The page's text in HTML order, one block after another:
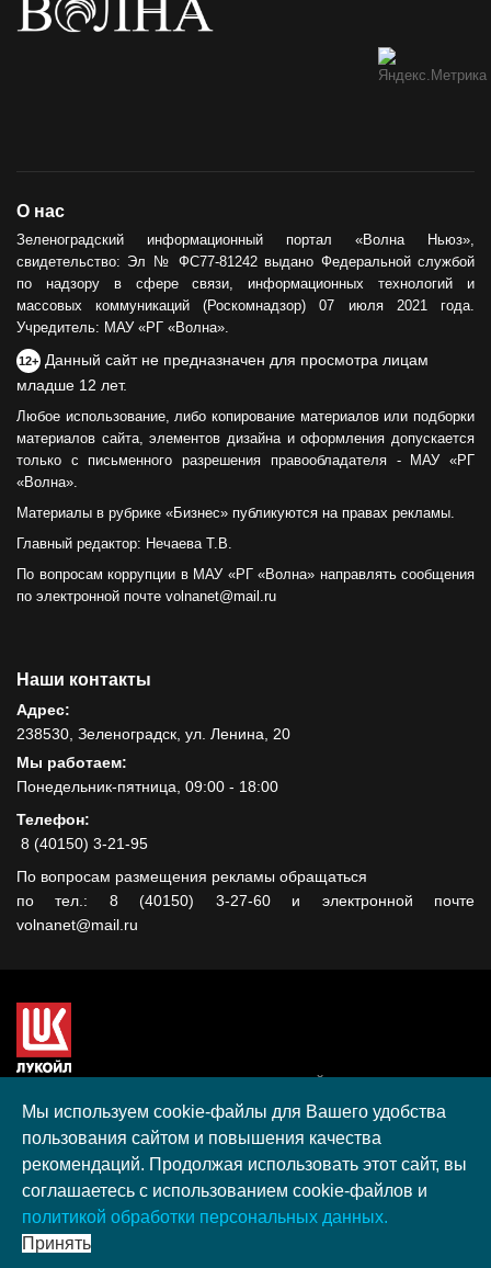
О нас
Зеленоградский информационный портал «Волна Ньюз»,
свидетельство: Эл № ФС77-81242 выдано Федеральной службой
по надзору в сфере связи, информационных технологий и
массовых коммуникаций (Роскомнадзор) 07 июля 2021 года.
Учредитель: МАУ «РГ «Волна».
12+ Данный сайт не предназначен для просмотра лицам
младше 12 лет.
Любое использование, либо копирование материалов или подборки
материалов сайта, элементов дизайна и оформления допускается
только с письменного разрешения правообладателя - МАУ «РГ
«Волна».
Материалы в рубрике «Бизнес» публикуются на правах рекламы.
Главный редактор: Нечаева Т.В.
По вопросам коррупции в МАУ «РГ «Волна» направлять сообщения
по электронной почте volnanet@mail.ru
Наши контакты
Адрес:
238530, Зеленоградск, ул. Ленина, 20
Мы работаем:
Понедельник-пятница, 09:00 - 18:00
Телефон:
8 (40150) 3-21-95
По вопросам размещения рекламы обращаться
по тел.: 8 (40150) 3-27-60 и электронной почте
volnanet@mail.ru
гранта, полученного в рамках XIII Конкурса социальных и
культурных проектов ПАО "ЛУКОЙЛ" на территории
Калининградской области в 2020 году
Согласие на обработку персональных данных
Разработка, поддержка и продвижение S-Media group
© 2026 МАУ «Редакция общественно-политической газеты
Мы используем cookie-файлы для Вашего удобства
пользования сайтом и повышения качества
рекомендаций. Продолжая использовать этот сайт, вы
соглашаетесь с использованием cookie-файлов и
политикой обработки персональных данных.
Принять